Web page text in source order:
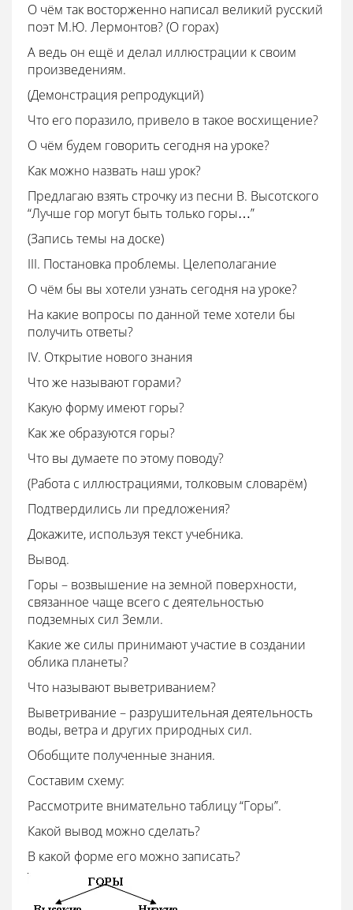
О чём так восторженно написал великий русский
поэт М.Ю. Лермонтов? (О горах)
А ведь он ещё и делал иллюстрации к своим
произведениям.
(Демонстрация репродукций)
Что его поразило, привело в такое восхищение?
О чём будем говорить сегодня на уроке?
Как можно назвать наш урок?
Предлагаю взять строчку из песни В. Высотского
“Лучше гор могут быть только горы…”
(Запись темы на доске)
III. Постановка проблемы. Целеполагание
О чём бы вы хотели узнать сегодня на уроке?
На какие вопросы по данной теме хотели бы
получить ответы?
IV. Открытие нового знания
Что же называют горами?
Какую форму имеют горы?
Как же образуются горы?
Что вы думаете по этому поводу?
(Работа с иллюстрациями, толковым словарём)
Подтвердились ли предложения?
Докажите, используя текст учебника.
Вывод.
Горы – возвышение на земной поверхности,
связанное чаще всего с деятельностью
подземных сил Земли.
Какие же силы принимают участие в создании
облика планеты?
Что называют выветриванием?
Выветривание – разрушительная деятельность
воды, ветра и других природных сил.
Обобщите полученные знания.
Составим схему:
Рассмотрите внимательно таблицу “Горы”.
Какой вывод можно сделать?
В какой форме его можно записать?